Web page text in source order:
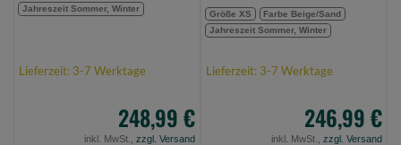
Jahreszeit Sommer, Winter
Lieferzeit: 3-7 Werktage
248,99 €
inkl. MwSt., zzgl. Versand
Größe XS
Farbe Beige/Sand
Jahreszeit Sommer, Winter
Lieferzeit: 3-7 Werktage
246,99 €
inkl. MwSt., zzgl. Versand